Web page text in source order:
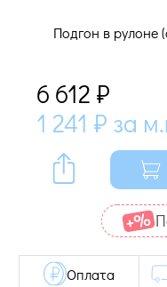
Подгон в рулоне
6 612 ₽
1 241 ₽ за
Оплата